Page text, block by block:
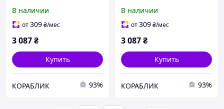
алюминиевый диск и
дека с принтом, колёса
В наличии
от309₴/мес
3 087₴
Купить
КОРАБЛИК 93%
алюминиевый диск и
дека с принтом, колёса
В наличии
от309₴/мес
3 087₴
Купить
КОРАБЛИК 93%